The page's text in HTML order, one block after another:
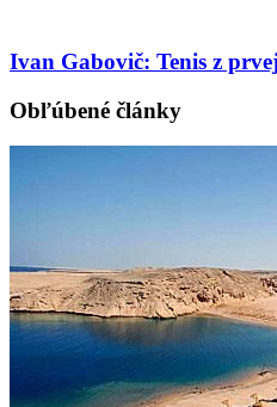
Ivan Gabovič: Tenis z
Obľúbené články